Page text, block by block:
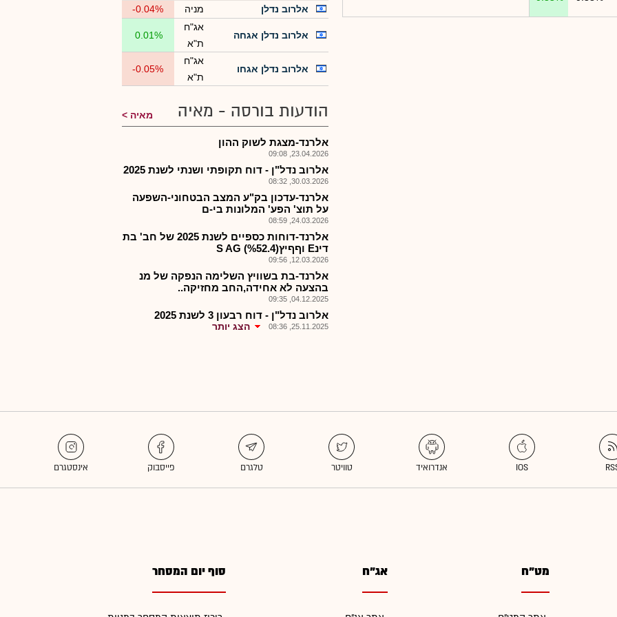
אלרוב נדלן מניה -0.04%
אלרוב נדלן אגחה
אג"ח
ת"א
0.01%
אלרוב נדלן אגחו
אג"ח
ת"א
-0.05%
הודעות בורסה - מאיה מאיה
אלרנד-מצגת לשוק ההון
23.04.2026, 09:08
אלרוב נדל"ן - דוח תקופתי ושנתי לשנת 2025
30.03.2026, 08:32
אלרנד-עדכון בק"ע המצב הבטחוני-השפעה
על תוצ' הפע' המלונות בי-ם
24.03.2026, 08:59
אלרנד-דוחות כספיים לשנת 2025 של חב' בת
דינE וףףיץS AG (%52.4)
12.03.2026, 09:56
אלרנד-בת בשוויץ השלימה הנפקה של מנ
בהצעה לא אחידה,החב מחזיקה..
04.12.2025, 09:35
אלרוב נדל"ן - דוח רבעון 3 לשנת 2025
25.11.2025, 08:36 הצג יותר
מט"ח אג"ח סוף יום המסחר